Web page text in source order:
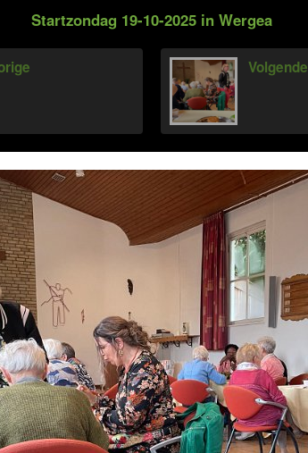
Startzondag 19-10-2025 in Wergea
Volgende